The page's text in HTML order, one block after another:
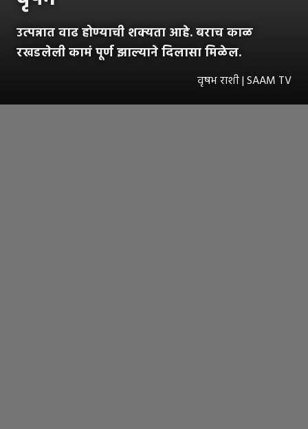
उत्पन्नात वाढ होण्याची शक्यता आहे. बराच काळ
रखडलेली कामं पूर्ण झाल्याने दिलासा मिळेल.
वृषभ राशी | SAAM TV